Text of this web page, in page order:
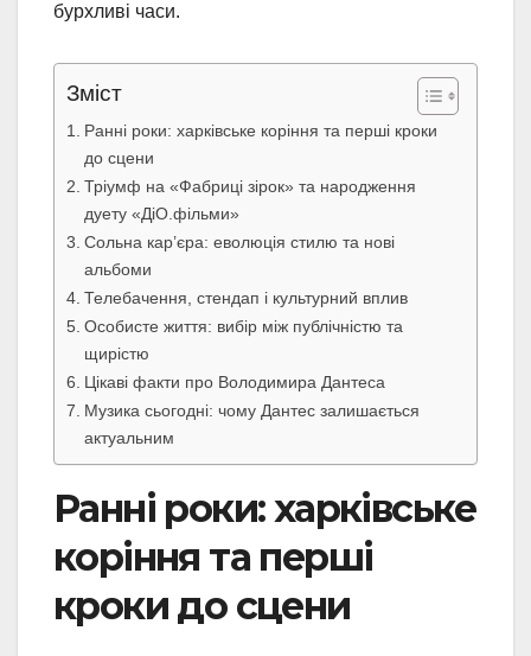
бурхливі часи.
Зміст
Ранні роки: харківське коріння та перші кроки
до сцени
Тріумф на «Фабриці зірок» та народження
дуету «ДіО.фільми»
Сольна кар’єра: еволюція стилю та нові
альбоми
Телебачення, стендап і культурний вплив
Особисте життя: вибір між публічністю та
щирістю
Цікаві факти про Володимира Дантеса
Музика сьогодні: чому Дантес залишається
актуальним
Ранні роки: харківське
коріння та перші
кроки до сцени